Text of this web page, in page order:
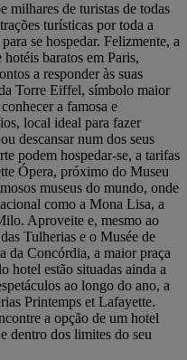
milhares de turistas de todas
turísticas por toda a
se hospedar. Felizmente, a
baratos em Paris,
a responder às suas
Torre Eiffel, símbolo maior
a famosa e
local ideal para fazer
descansar num dos seus
podem hospedar-se, a tarifas
Ópera, próximo do Museu
museus do mundo, onde
como a Mona Lisa, a
Aproveite e, mesmo ao
Tulherias e o Musée de
da Concórdia, a maior praça
hotel estão situadas ainda a
ao longo do ano, a
Printemps et Lafayette.
a opção de um hotel
dentro dos limites do seu